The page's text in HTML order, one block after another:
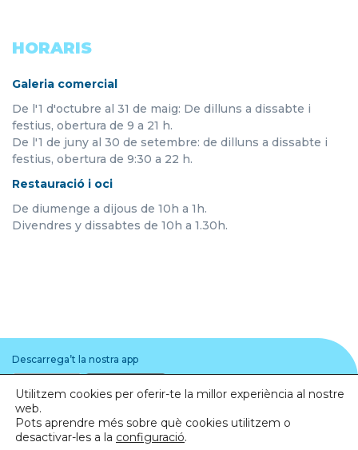
HORARIS
Galeria comercial
De l'1 d'octubre al 31 de maig: De dilluns a dissabte i
festius, obertura de 9 a 21 h.
De l'1 de juny al 30 de setembre: de dilluns a dissabte i
festius, obertura de 9:30 a 22 h.
Restauració i oci
De diumenge a dijous de 10h a 1h.
Divendres y dissabtes de 10h a 1.30h.
Descarrega’t la nostra app
Utilitzem cookies per oferir-te la millor experiència al nostre
web.
Pots aprendre més sobre què cookies utilitzem o
desactivar-les a la configuració.